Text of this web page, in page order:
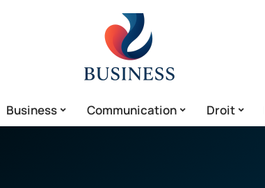
Business Communication Droit